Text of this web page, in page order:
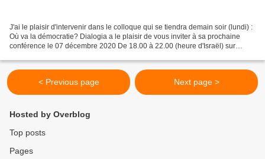
J'ai le plaisir d'intervenir dans le colloque qui se tiendra demain soir (lundi) :
Où va la démocratie? Dialogia a le plaisir de vous inviter à sa prochaine
conférence le 07 décembre 2020 De 18.00 à 22.00 (heure d'Israël) sur
< Previous page Next page >
Hosted by Overblog
Top posts
Pages